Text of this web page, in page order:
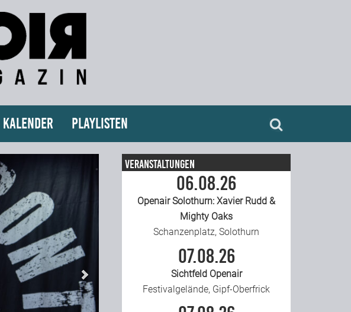
Kalender Playlisten
Veranstaltungen
06.08.26
Openair Solothurn: Xavier Rudd &
Mighty Oaks
Schanzenplatz, Solothurn
07.08.26
Sichtfeld Openair
Festivalgelände, Gipf-Oberfrick